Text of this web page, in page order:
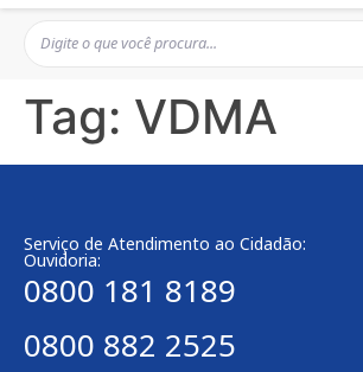
Tag: VDMA
Serviço de Atendimento ao Cidadão:
Ouvidoria:
0800 181 8189
0800 882 2525